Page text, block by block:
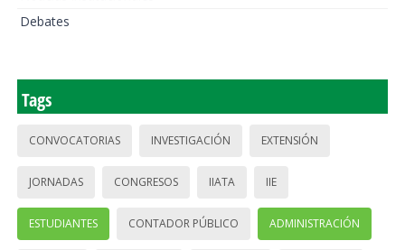
Debates
Tags
CONVOCATORIAS INVESTIGACIÓN EXTENSIÓN
JORNADAS CONGRESOS IIATA IIE
ESTUDIANTES CONTADOR PÚBLICO ADMINISTRACIÓN